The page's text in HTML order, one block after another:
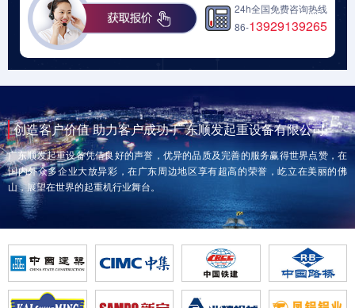
24h全国免费咨询热线
86-13929139265
创造客户价值 助力客户成功-广东顺发起重设备有限公司
广东顺发起重设备凭借良好的声誉，优异的品质及完善的服务赢得世界点赞，在
国内外众多企业大放异彩，在广东周边地区享有超高的荣誉，屹立在美丽的佛
山，展望在世界的起重机行业舞台。